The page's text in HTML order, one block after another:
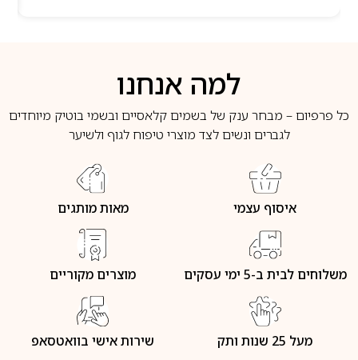
למה אנחנו
כל פרפיום – מבחר ענק של בשמים קלאסיים ובשמי בוטיק מיוחדים
לגברים ונשים לצד מוצרי טיפוח לגוף ולשיער
איסוף עצמי מאות מותגים
משלוחים לבית ב-5 ימי עסקים מוצרים מקוריים
מעל 25 שנות ותק שירות אישי בוואטסאפ